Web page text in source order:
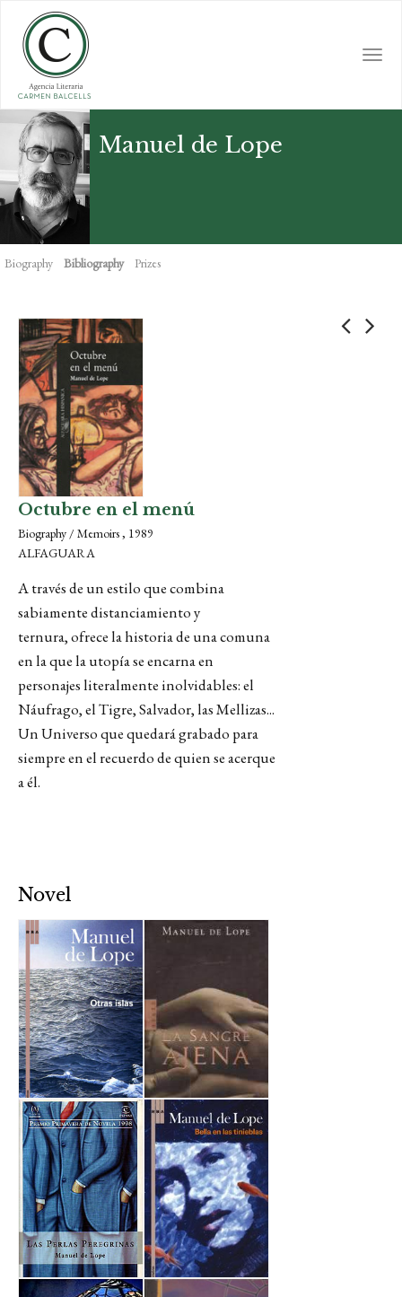
main
content
Manuel de Lope
Biography Bibliography Prizes
Octubre en el menú
Biography / Memoirs , 1989
ALFAGUARA
A través de un estilo que combina
sabiamente distanciamiento y
ternura, ofrece la historia de una comuna
en la que la utopía se encarna en
personajes literalmente inolvidables: el
Náufrago, el Tigre, Salvador, las Mellizas...
Un Universo que quedará grabado para
siempre en el recuerdo de quien se acerque
a él.
Novel